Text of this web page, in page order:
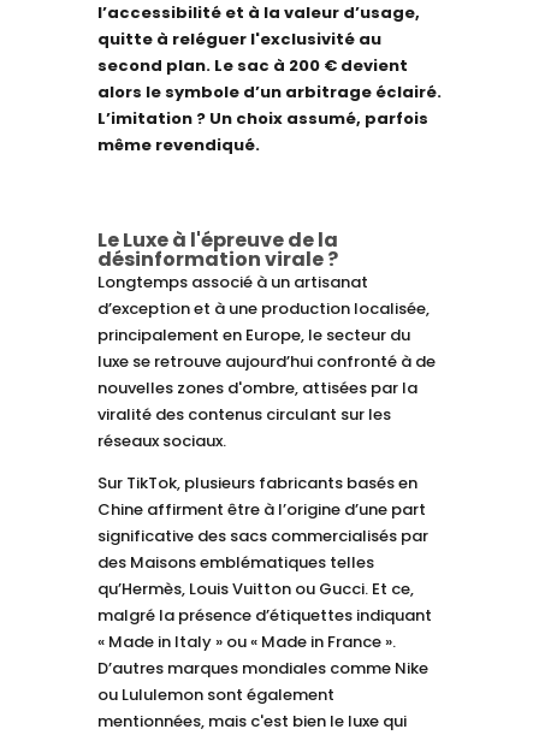
l’accessibilité et à la valeur d’usage,
quitte à reléguer l'exclusivité au
second plan. Le sac à 200 € devient
alors le symbole d’un arbitrage éclairé.
L’imitation ? Un choix assumé, parfois
même revendiqué.
Le Luxe à l'épreuve de la
désinformation virale ?
Longtemps associé à un artisanat
d’exception et à une production localisée,
principalement en Europe, le secteur du
luxe se retrouve aujourd’hui confronté à de
nouvelles zones d'ombre, attisées par la
viralité des contenus circulant sur les
réseaux sociaux.
Sur TikTok, plusieurs fabricants basés en
Chine affirment être à l’origine d’une part
significative des sacs commercialisés par
des Maisons emblématiques telles
qu’Hermès, Louis Vuitton ou Gucci. Et ce,
malgré la présence d’étiquettes indiquant
« Made in Italy » ou « Made in France ».
D’autres marques mondiales comme Nike
ou Lululemon sont également
mentionnées, mais c'est bien le luxe qui